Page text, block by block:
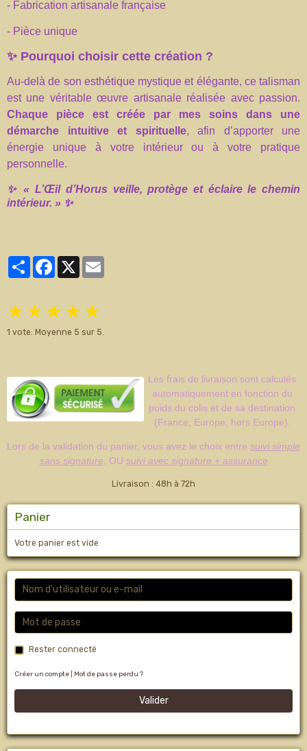
- Fabrication artisanale française
- Pièce unique
✨ Pourquoi choisir cette création ?
Au-delà de son esthétique mystique et élégante, ce talisman
est une véritable œuvre artisanale réalisée avec passion.
Chaque pièce est créée par mes soins dans une
démarche intuitive et spirituelle, afin d’apporter une
énergie unique à votre intérieur ou à votre pratique
personnelle.
✨ « L’Œil d’Horus veille, protège et éclaire le chemin
intérieur. » ✨
PartagerFacebook
★ ★ ★ ★ ★
1 vote. Moyenne 5 sur 5.
Les frais de livraison sont calculés
automatiquement en fonction du
poids du colis et de sa destination
(France, Europe, hors Europe).
Lors de la validation du panier, vous avez le choix entre suivi simple
sans signature , OU suivi avec signature + assurance
Livraison : 48h à 72h
Panier
Votre panier est vide
Rester connecté
Créer un compte Mot de passe perdu ?
Valider